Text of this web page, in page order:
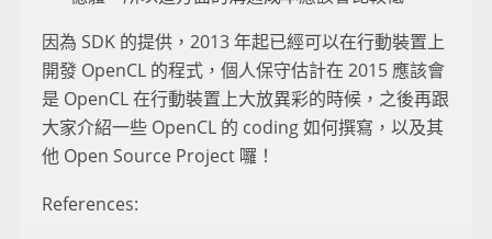
因為 SDK 的提供，2013 年起已經可以在行動裝置上
開發 OpenCL 的程式，個人保守估計在 2015 應該會
是 OpenCL 在行動裝置上大放異彩的時候，之後再跟
大家介紹一些 OpenCL 的 coding 如何撰寫，以及其
他 Open Source Project 囉！
References: